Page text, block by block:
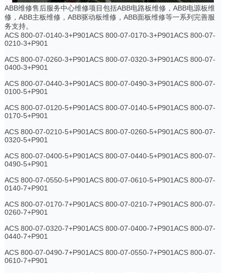
ABB维修售后服务中心维修项目包括ABB电路板维修，ABB电源板维
修，ABB主板维修，ABB驱动板维修，ABB面板维修等一系列完善服
务支持。
ACS 800-07-0140-3+P901ACS 800-07-0170-3+P901ACS 800-07-
0210-3+P901
ACS 800-07-0260-3+P901ACS 800-07-0320-3+P901ACS 800-07-
0400-3+P901
ACS 800-07-0440-3+P901ACS 800-07-0490-3+P901ACS 800-07-
0100-5+P901
ACS 800-07-0120-5+P901ACS 800-07-0140-5+P901ACS 800-07-
0170-5+P901
ACS 800-07-0210-5+P901ACS 800-07-0260-5+P901ACS 800-07-
0320-5+P901
ACS 800-07-0400-5+P901ACS 800-07-0440-5+P901ACS 800-07-
0490-5+P901
ACS 800-07-0550-5+P901ACS 800-07-0610-5+P901ACS 800-07-
0140-7+P901
ACS 800-07-0170-7+P901ACS 800-07-0210-7+P901ACS 800-07-
0260-7+P901
ACS 800-07-0320-7+P901ACS 800-07-0400-7+P901ACS 800-07-
0440-7+P901
ACS 800-07-0490-7+P901ACS 800-07-0550-7+P901ACS 800-07-
0610-7+P901